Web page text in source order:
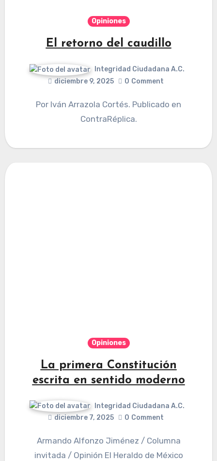
Opiniones
El retorno del caudillo
Integridad Ciudadana A.C.
diciembre 9, 2025
0 Comment
Por Iván Arrazola Cortés. Publicado en
ContraRéplica.
Opiniones
La primera Constitución
escrita en sentido moderno
Integridad Ciudadana A.C.
diciembre 7, 2025
0 Comment
Armando Alfonzo Jiménez / Columna
invitada / Opinión El Heraldo de México